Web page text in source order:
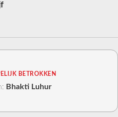
BETROKKEN
Bhakti Luhur